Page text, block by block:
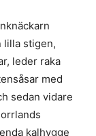
lilla stigen,
leder raka
med
sedan vidare
kalhygge